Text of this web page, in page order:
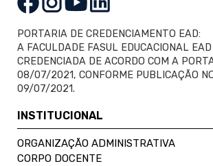
PORTARIA DE CREDENCIAMENTO EAD:
A FACULDADE FASUL EDUCACIONAL EAD
CREDENCIADA DE ACORDO COM A
08/07/2021, CONFORME PUBLICAÇÃO
09/07/2021.
INSTITUCIONAL
ORGANIZAÇÃO ADMINISTRATIVA
CORPO DOCENTE